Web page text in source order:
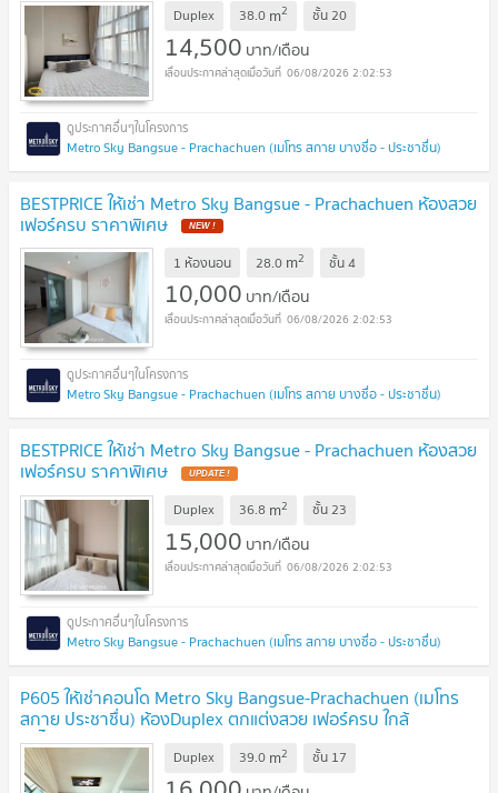
Duplex 38.0 m2 ชั้น20
14,500 บาท/เดือน
06/08/2026 2:02:53
Metro Sky Bangsue - Prachachuen (เมโทร สกาย บางซื่อ - ประชาชื่น)
BESTPRICE ให้เช่า Metro Sky Bangsue - Prachachuen ห้องสวย
เฟอร์ครบ ราคาพิเศษ
1 ห้องนอน 28.0 m2 ชั้น4
10,000 บาท/เดือน
06/08/2026 2:02:53
Metro Sky Bangsue - Prachachuen (เมโทร สกาย บางซื่อ - ประชาชื่น)
BESTPRICE ให้เช่า Metro Sky Bangsue - Prachachuen ห้องสวย
เฟอร์ครบ ราคาพิเศษ
Duplex 36.8 m2 ชั้น23
15,000 บาท/เดือน
06/08/2026 2:02:53
Metro Sky Bangsue - Prachachuen (เมโทร สกาย บางซื่อ - ประชาชื่น)
P605 ให้เช่าคอนโด Metro Sky Bangsue-Prachachuen (เมโทร
สกาย ประชาชื่น) ห้องDuplex ตกแต่งสวย เฟอร์ครบ ใกล้
รถไฟฟ้า
Duplex 39.0 m2 ชั้น 17